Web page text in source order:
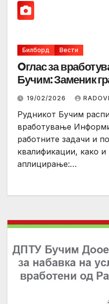
Билборд Вести
Oглас за
Бучим: Заменик
19/02/2026
Рудникот Бучим
вработување
работните задачи и
квалификации, како и
аплицирање:…